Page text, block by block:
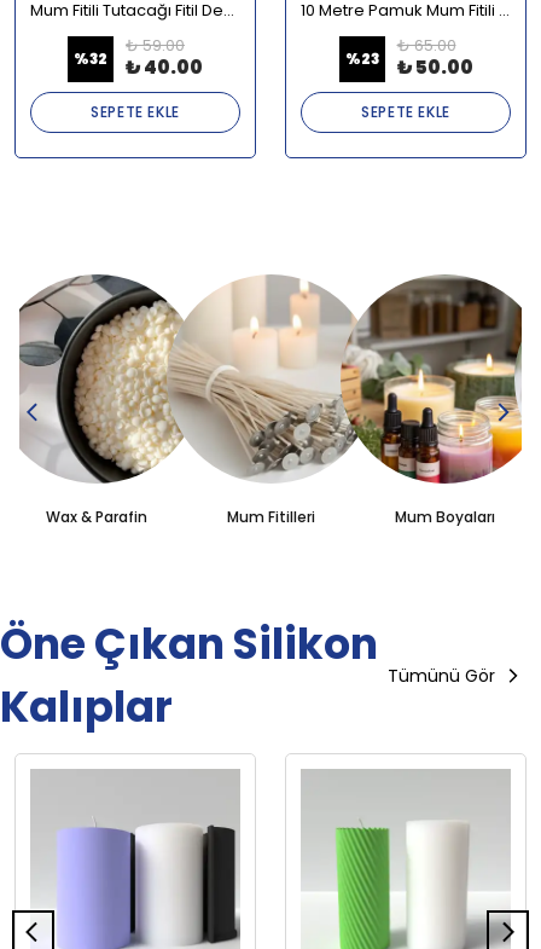
Mum Fitili Tutacağı Fitil Demiri 100'lü Paket
%32
₺ 59.00
₺ 40.00
SEPETE EKLE
10 Metre Pamuk Mum Fitili + 100 Adet Metal Fitil Tutucu Seti
%23
₺ 65.00
₺ 50.00
SEPETE EKLE
Wax & Parafin Mum Fitilleri Mum Boyaları
Öne Çıkan Silikon
Kalıplar
Tümünü Gör